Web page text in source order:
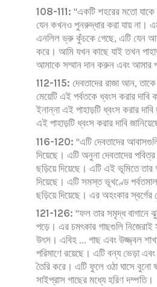
108-111: "একটি শহরের মতো
যেন কখনও পুনরুদ্ধার করা যায় না।
এনলিল ভ্রু কুঁচকে গেছে, এটি যেন
করে। আমি যখন কাছে যাই তখন
আমাকে সম্মান দান করুন এবং আমার
112-115: দেবতাদের রাজা আন,
মেয়েটি এই পর্বতকে ধ্বংস করার
ইনান্না এই পাহাড়টি ধ্বংস করার
এই পাহাড়টি ধ্বংস করার দাবি
116-120: "এটি দেবতাদের
দিয়েছে। এটি অনুনা দেবতাদের
ছড়িয়ে দিয়েছে। এটি এই ভূমিতে
দিয়েছে। এটি সমস্ত ভূখণ্ডে
ছড়িয়ে দিয়েছে। এর অহংকার স্বর্গের
121-126: "ফল তার সমৃদ্ধ বাগানে
পড়ে। এর চমৎকার গাছগুলি নিজেরাই
উৎস। এবিহ ... গাছ এবং উজ্জ্বল
পরিমাণে রয়েছে। এটি বন্য ভেড়া
তৈরি করে। এটি ফুলে ওঠা ঘাসে বুনো
সাইপ্রাস গাছের মধ্যে হরিণ দম্পতি।